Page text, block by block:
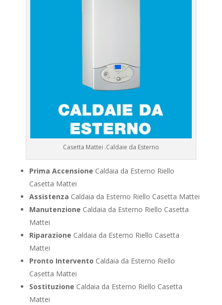
Casetta Mattei .Caldaie da Esterno
Prima Accensione Caldaia da Esterno Riello
Casetta Mattei
Assistenza Caldaia da Esterno Riello Casetta Mattei
Manutenzione Caldaia da Esterno Riello Casetta
Mattei
Riparazione Caldaia da Esterno Riello Casetta
Mattei
Pronto Intervento Caldaia da Esterno Riello
Casetta Mattei
Sostituzione Caldaia da Esterno Riello Casetta
Mattei